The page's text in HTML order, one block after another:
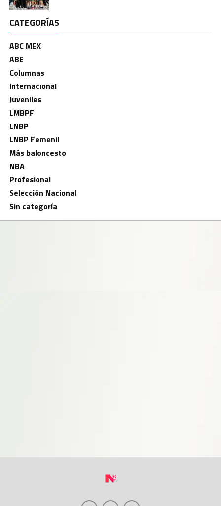
CATEGORÍAS
ABC MEX
ABE
Columnas
Internacional
Juveniles
LMBPF
LNBP
LNBP Femenil
Más baloncesto
NBA
Profesional
Selección Nacional
Sin categoría